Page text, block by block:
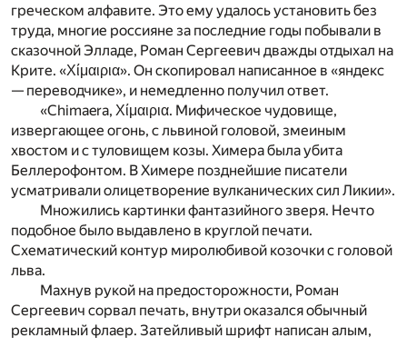
греческом алфавите. Это ему удалось установить без
труда, многие россияне за последние годы побывали в
сказочной Элладе, Роман Сергеевич дважды отдыхал на
Крите. «Χίμαιρια». Он скопировал написанное в «яндекс
— переводчике», и немедленно получил ответ.
«Chimaera, Χίμαιρια. Мифическое чудовище,
извергающее огонь, с львиной головой, змеиным
хвостом и с туловищем козы. Химера была убита
Беллерофонтом. В Химере позднейшие писатели
усматривали олицетворение вулканических сил Ликии».
Множились картинки фантазийного зверя. Нечто
подобное было выдавлено в круглой печати.
Схематический контур миролюбивой козочки с головой
льва.
Махнув рукой на предосторожности, Роман
Сергеевич сорвал печать, внутри оказался обычный
рекламный флаер. Затейливый шрифт написан алым,